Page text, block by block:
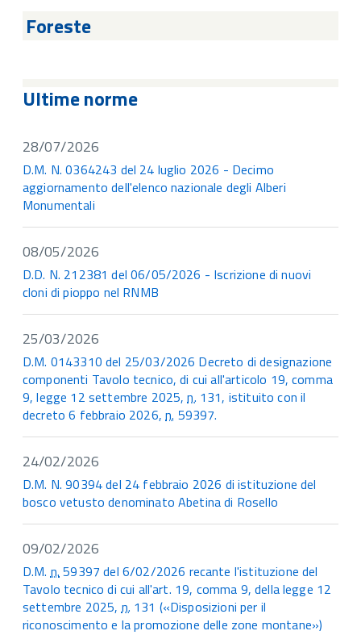
Foreste
Ultime norme
28/07/2026
D.M. N. 0364243 del 24 luglio 2026 - Decimo
aggiornamento dell'elenco nazionale degli Alberi
Monumentali
08/05/2026
D.D. N. 212381 del 06/05/2026 - Iscrizione di nuovi
cloni di pioppo nel RNMB
25/03/2026
D.M. 0143310 del 25/03/2026 Decreto di designazione
componenti Tavolo tecnico, di cui all'articolo 19, comma
9, legge 12 settembre 2025,n. 131, istituito con il
decreto 6 febbraio 2026,n. 59397.
24/02/2026
D.M. N. 90394 del 24 febbraio 2026 di istituzione del
bosco vetusto denominato Abetina di Rosello
09/02/2026
D.M.n.59397 del 6/02/2026 recante l'istituzione del
Tavolo tecnico di cui all'art. 19, comma 9, della legge 12
settembre 2025,n. 131 («Disposizioni per il
riconoscimento e la promozione delle zone montane»)